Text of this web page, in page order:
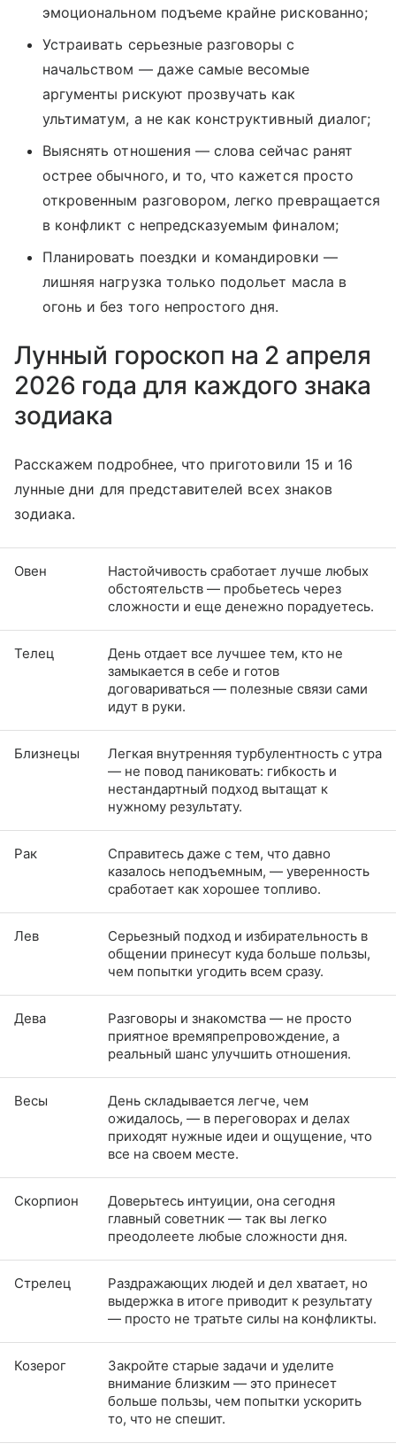
эмоциональном подъеме крайне рискованно;
Устраивать серьезные разговоры с
начальством — даже самые весомые
аргументы рискуют прозвучать как
ультиматум, а не как конструктивный диалог;
Выяснять отношения — слова сейчас ранят
острее обычного, и то, что кажется просто
откровенным разговором, легко превращается
в конфликт с непредсказуемым финалом;
Планировать поездки и командировки —
лишняя нагрузка только подольет масла в
огонь и без того непростого дня.
Лунный гороскоп на 2 апреля
2026 года для каждого знака
зодиака
Расскажем подробнее, что приготовили 15 и 16
лунные дни для представителей всех знаков
зодиака.
Овен
Настойчивость сработает лучше любых
обстоятельств — пробьетесь через
сложности и еще денежно порадуетесь.
Телец
День отдает все лучшее тем, кто не
замыкается в себе и готов
договариваться — полезные связи сами
идут в руки.
Близнецы
Легкая внутренняя турбулентность с утра
— не повод паниковать: гибкость и
нестандартный подход вытащат к
нужному результату.
Рак
Справитесь даже с тем, что давно
казалось неподъемным, — уверенность
сработает как хорошее топливо.
Лев
Серьезный подход и избирательность в
общении принесут куда больше пользы,
чем попытки угодить всем сразу.
Дева
Разговоры и знакомства — не просто
приятное времяпрепровождение, а
реальный шанс улучшить отношения.
Весы
День складывается легче, чем
ожидалось, — в переговорах и делах
приходят нужные идеи и ощущение, что
все на своем месте.
Скорпион
Доверьтесь интуиции, она сегодня
главный советник — так вы легко
преодолеете любые сложности дня.
Стрелец
Раздражающих людей и дел хватает, но
выдержка в итоге приводит к результату
— просто не тратьте силы на конфликты.
Козерог
Закройте старые задачи и уделите
внимание близким — это принесет
больше пользы, чем попытки ускорить
то, что не спешит.